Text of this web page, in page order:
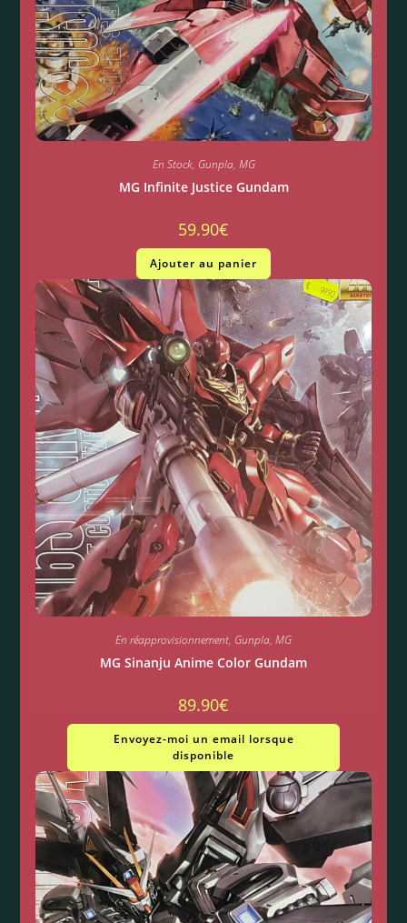
En Stock, Gunpla, MG
MG Infinite Justice Gundam
59.90€
Ajouter au panier
En réapprovisionnement, Gunpla, MG
MG Sinanju Anime Color Gundam
89.90€
Envoyez-moi un email lorsque
disponible